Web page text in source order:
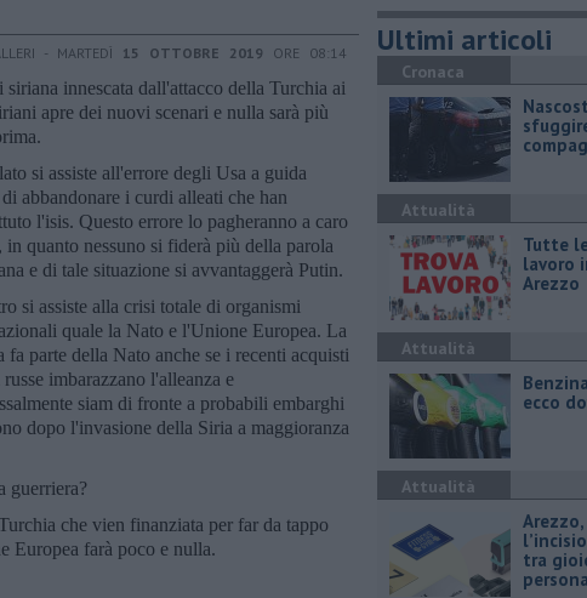
- MARTEDÌ 15 OTTOBRE 2019 ORE 08:14
siriana innescata dall'attacco della Turchia ai
apre dei nuovi scenari e nulla sarà più
si assiste all'errore degli Usa a guida
abbandonare i curdi alleati che han
l'isis. Questo errore lo pagheranno a caro
in quanto nessuno si fiderà più della parola
e di tale situazione si avvantaggerà Putin.
si assiste alla crisi totale di organismi
quale la Nato e l'Unione Europea. La
fa parte della Nato anche se i recenti acquisti
imbarazzano l'alleanza e
siam di fronte a probabili embarghi
dopo l'invasione della Siria a maggioranza
guerriera?
che vien finanziata per far da tappo
Europea farà poco e nulla.
Ultimi articoli
Cronaca
Attualità
​Tutte
lavoro
Arezzo
Attualità
ecco
Attualità
tra